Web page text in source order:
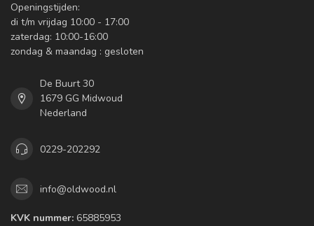
Openingstijden:
di t/m vrijdag 10:00 - 17:00
zaterdag: 10:00-16:00
zondag & maandag : gesloten
De Buurt 30
1679 GG Midwoud
Nederland
0229-202292
info@oldwood.nl
KVK nummer: 65885953